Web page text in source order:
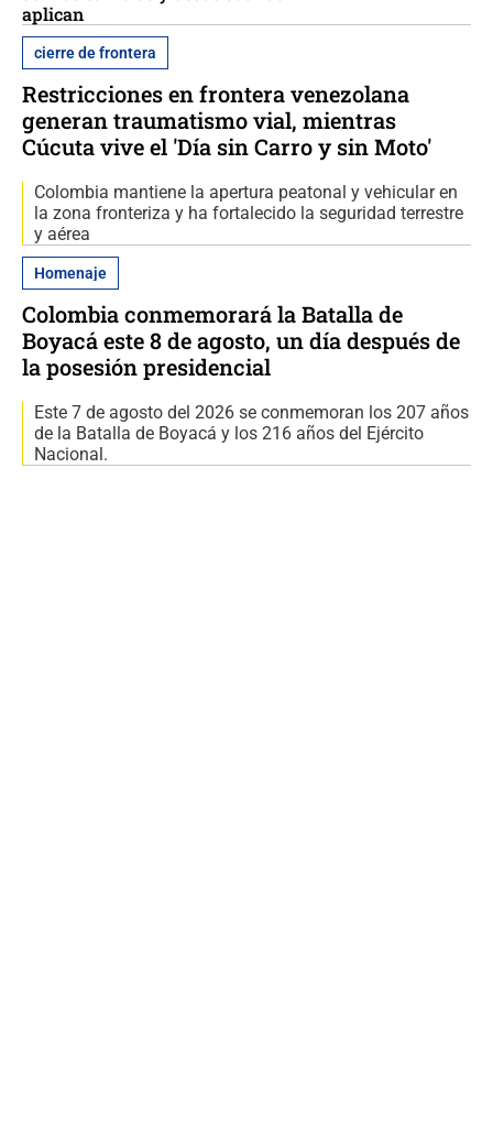
aplican
cierre de frontera
Restricciones en frontera venezolana
generan traumatismo vial, mientras
Cúcuta vive el 'Día sin Carro y sin Moto'
Colombia mantiene la apertura peatonal y vehicular en
la zona fronteriza y ha fortalecido la seguridad terrestre
y aérea
Homenaje
Colombia conmemorará la Batalla de
Boyacá este 8 de agosto, un día después de
la posesión presidencial
Este 7 de agosto del 2026 se conmemoran los 207 años
de la Batalla de Boyacá y los 216 años del Ejército
Nacional.